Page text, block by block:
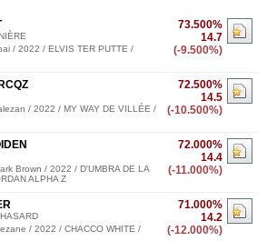
73.500%
14.7
(-9.500%)
/ 2022 / ELVIS TER PUTTE /
72.500%
14.5
(-10.500%)
/ 2022 / MY WAY DE VILLÉE /
72.000%
14.4
(-11.000%)
Brown / 2022 / D'UMBRA DE LA
ALPHA Z
71.000%
14.2
(-12.000%)
/ 2022 / CHACCO WHITE /